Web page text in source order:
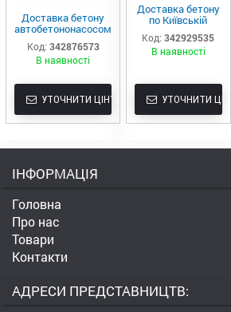
Доставка бетону
автобетононасосом
по Києву
Код: 342876573
В наявності
УТОЧНИТИ ЦІНУ
Доставка бетону
по Київській
області – Буча,
Ірпінь, Ворзель,
Гостомель
Код: 342929535
В наявності
УТОЧНИТИ ЦІНУ
ІНФОРМАЦІЯ
Головна
Про нас
Товари
Контакти
АДРЕСИ ПРЕДСТАВНИЦТВ: